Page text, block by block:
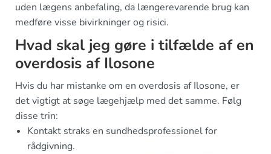
uden lægens anbefaling, da længerevarende brug kan
medføre visse bivirkninger og risici.
Hvad skal jeg gøre i tilfælde af en
overdosis af Ilosone
Hvis du har mistanke om en overdosis af Ilosone, er
det vigtigt at søge lægehjælp med det samme. Følg
disse trin:
Kontakt straks en sundhedsprofessionel for
rådgivning.